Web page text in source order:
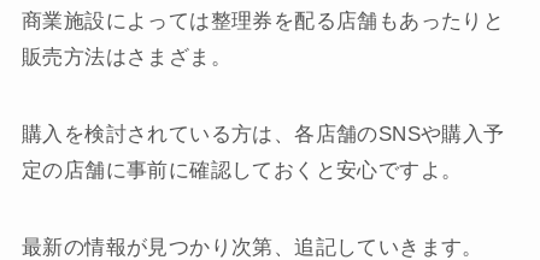
商業施設によっては整理券を配る店舗もあったりと
販売方法はさまざま。
購入を検討されている方は、各店舗のSNSや購入予
定の店舗に事前に確認しておくと安心ですよ。
最新の情報が見つかり次第、追記していきます。